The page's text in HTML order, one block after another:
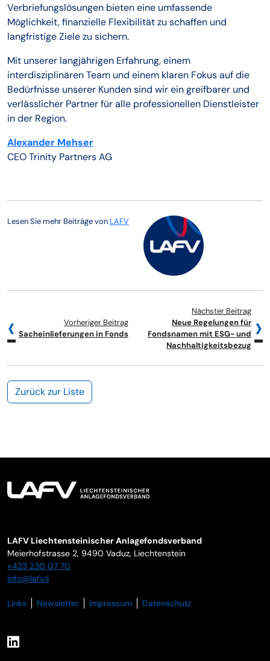
Verbriefungslösungen bieten eine umfassende
Möglichkeit, finanzielle Flexibilität zu schaffen und
langfristige Ziele zu sichern.
Mit unserer langjährigen Erfahrung, einem
interdisziplinären Team und einem klaren Fokus auf die
Bedürfnisse unserer Kunden sind wir ein greifbarer und
verlässlicher Partner für alle professionellen Dienstleister
in der Region.
Alexander Mehser
CEO Trinity Partners AG
Lesen Sie mehr Beiträge von LAFV
Vorheriger Beitrag
Sacheinlieferungen in Fonds
Nächster Beitrag
Neue Regelungen für
Fondsnamen mit ESG- und
Nachhaltigkeitsbezug
Zurück zur Liste
LAFV Liechtensteinischer Anlagefondsverband
Meierhofstrasse 2, 9490 Vaduz, Liechtenstein
+423 230 07 70
info@lafv.li
Links Newsletter Impressum Datenschutz